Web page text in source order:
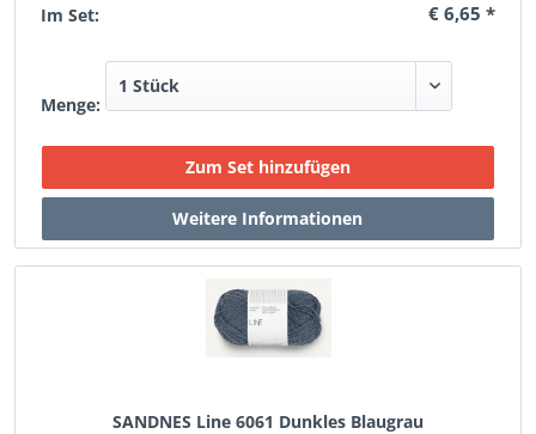
Im Set: € 6,65 *
Menge:
SANDNES Line 6061 Dunkles Blaugrau